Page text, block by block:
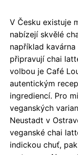
V Česku existuje
nabízejí skvělé
například kavárna
připravují chai
volbou je Café
autentickým
ingrediencí. Pro
veganských
Neustadt v
veganské chai
indickou chuť,